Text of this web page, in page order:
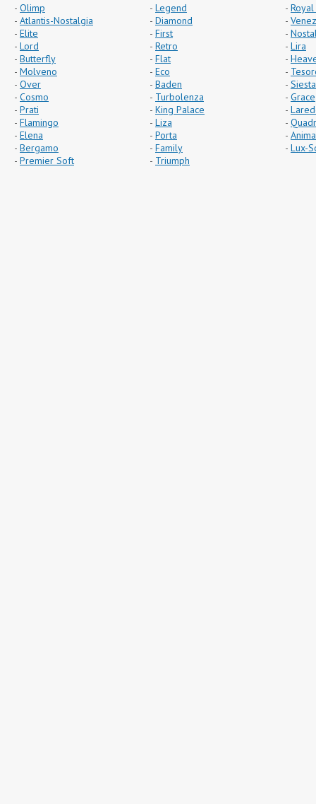
Olimp Legend
Atlantis-Nostalgia
Diamond
Elite
First
Lord
Retro
Lira
Butterfly
Flat
Molveno
Eco
Over
Baden
Siesta
Cosmo
Turbolenza
Grace
Prati
King Palace
Flamingo
Liza
Elena
Porta
Anima
Bergamo
Family
Lux-
Premier Soft
Triumph